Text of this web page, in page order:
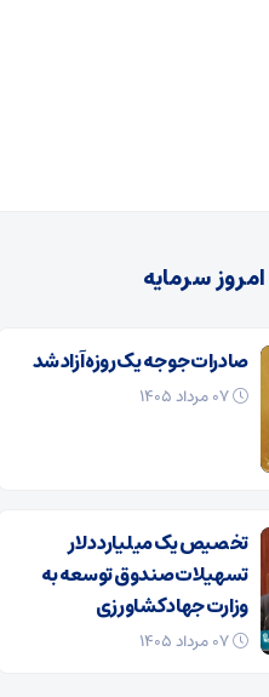
سرمایه
صادرات جوجه یک روزه آزاد شد
تخصیص یک میلیارد دلار
تسهیلات صندوق توسعه به
وزارت جهاد کشاورزی